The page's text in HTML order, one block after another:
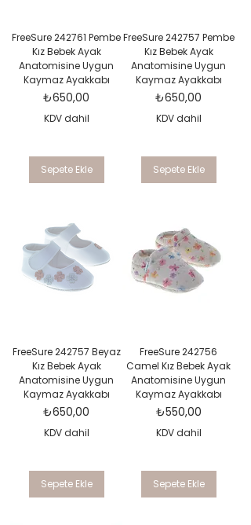
FreeSure 242761 Pembe
Kız Bebek Ayak
Anatomisine Uygun
Kaymaz Ayakkabı
Fiyat
₺650,00
KDV dahil
Sepete Ekle
FreeSure 242757 Pembe
Kız Bebek Ayak
Anatomisine Uygun
Kaymaz Ayakkabı
Fiyat
₺650,00
KDV dahil
Sepete Ekle
FreeSure 242757 Beyaz
Kız Bebek Ayak
Anatomisine Uygun
Kaymaz Ayakkabı
Fiyat
₺650,00
KDV dahil
Sepete Ekle
FreeSure 242756
Camel Kız Bebek Ayak
Anatomisine Uygun
Kaymaz Ayakkabı
Fiyat
₺550,00
KDV dahil
Sepete Ekle